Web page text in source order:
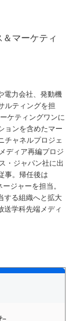
マーケティ
電力会社、発動機
ルティングを担
ケティングワンに
ョンを含めたマー
チャネルプロジェ
ディア再編プロジ
・ジャパン社に出
事。帰任後は
ジャーを担当。
する組織へと拡大
送学科先端メディ